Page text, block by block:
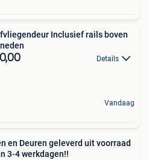
Inclusief rails boven
Details
Vandaag
en Deuren geleverd uit voorraad
3-4 werkdagen!!